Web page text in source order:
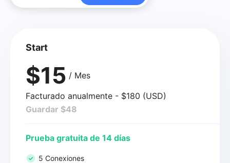
Start
$15 / Mes
Facturado anualmente - $180 (USD)
Guardar $48
Prueba gratuita de 14 días
5 Conexiones